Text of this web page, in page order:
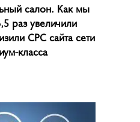
салон. Как мы
раз увеличили
CPC сайта сети
класса